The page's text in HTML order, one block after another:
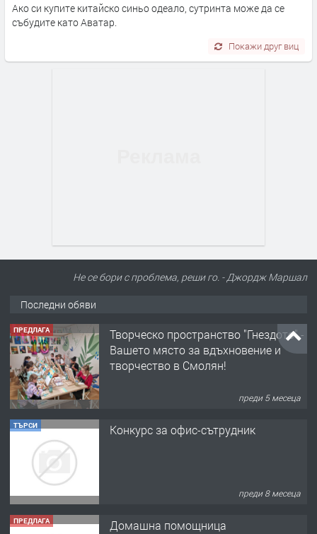
Ако си купите китайско синьо одеало, сутринта може да се
събудите като Аватар.
Покажи друг виц
Не се бори с проблема, реши го. - Джордж Маршал
Последни обяви
ПРЕДЛАГА
Творческо пространство "Гнездото" -
Вашето място за вдъхновение и
творчество в Смолян!
преди 5 месеца
ТЪРСИ Конкурс за офис-сътрудник
преди 8 месеца
ПРЕДЛАГА Домашна помощница